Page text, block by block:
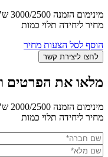
מינימום הזמנה 3000/2500 ש"ח לא כולל מע"מ
מחיר ליחידה תלוי כמות
הוסף לסל הצעות מחיר
מלאו את הפרטים
מינימום הזמנה 2000/2500 ש"ח לא כולל מע"מ
מחיר ליחידה תלוי כמות